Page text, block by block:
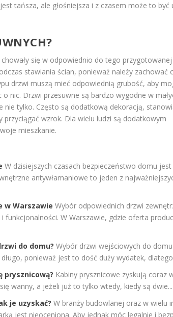
tańsza, ale głośniejsza i z czasem może to być
się w odpowiednio do tego przygotowanej
stawiania ścian, ponieważ należy zachować
drzwi muszą mieć odpowiednią grubość, aby
nic. Drzwi przesuwne są bardzo wygodne w
nie tylko. Często są dodatkową dekoracją,
wzrok. Dla wielu ludzi są dodatkowym
mieszkanie.
W dzisiejszych czasach bezpieczeństwo domu jest
antywłamaniowe to jeden z
w Warszawie Wybór odpowiednich drzwi
funkcjonalności. W Warszawie, gdzie oferta
do domu? Wybór drzwi wejściowych do
ponieważ jest to dość duży wydatek,
prysznicową? Kabiny prysznicowe zyskują coraz
wanny, a jeżeli już to tylko wtedy, kiedy są dwie...
je uzyskać? W branży budowlanej oraz w wielu
jest nieoceniona. Aby jednak móc legalnie i